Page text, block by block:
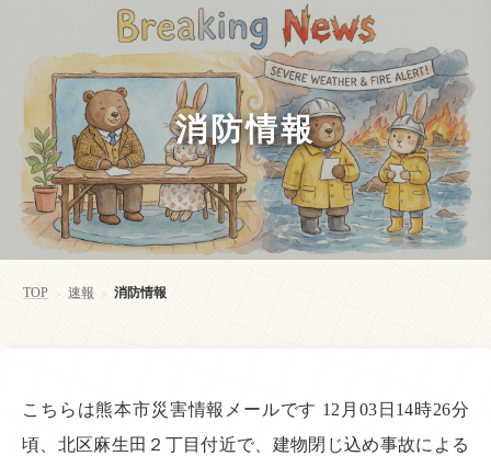
消防情報
TOP > 速報 > 消防情報
こちらは熊本市災害情報メールです 12月03日14時26分
頃、北区麻生田２丁目付近で、建物閉じ込め事故による